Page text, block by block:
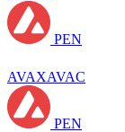
PEN
AVAXAVAC
PEN